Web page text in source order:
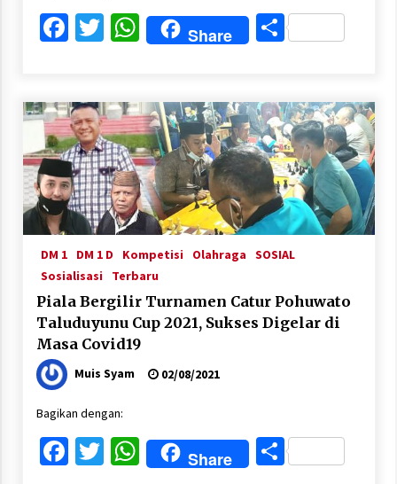
Facebook
Twitter
WhatsApp
Share Share
DM 1 DM 1 D Kompetisi Olahraga
SOSIAL
Sosialisasi
Terbaru
Piala Bergilir Turnamen Catur Pohuwato
Taluduyunu Cup 2021, Sukses Digelar di
Masa Covid19
Muis Syam 02/08/2021
Bagikan dengan:
Facebook
Twitter
WhatsApp
Share Share